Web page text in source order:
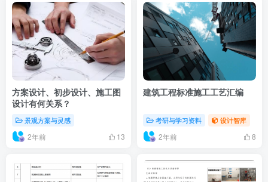
方案设计、初步设计、施工图
设计有何关系？
景观方案与灵感
2年前 13
建筑工程标准施工工艺汇编
考研与学习资料 设计智库
2年前 8